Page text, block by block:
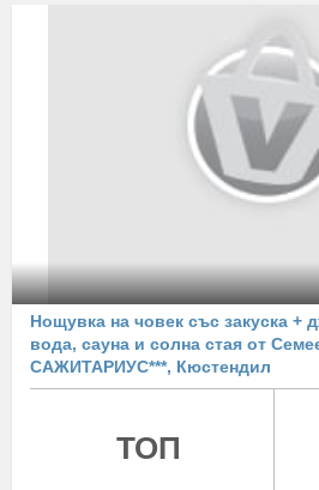
Нощувка на човек със закуска +
вода, сауна и солна стая от
САЖИТАРИУС***, Кюстендил
ТОП